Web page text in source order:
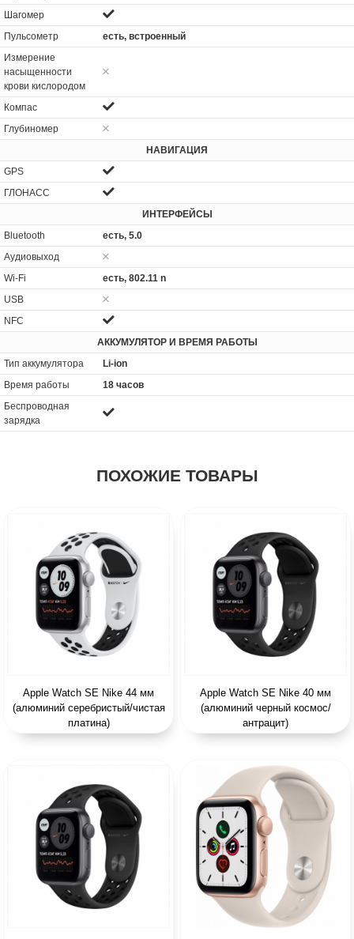
Шагомер
Пульсометр
есть, встроенный
Измерение
насыщенности
крови кислородом
Компас
Глубиномер
НАВИГАЦИЯ
GPS
ГЛОНАСС
ИНТЕРФЕЙСЫ
Bluetooth
есть, 5.0
Аудиовыход
Wi-Fi
есть, 802.11 n
USB
NFC
АККУМУЛЯТОР И ВРЕМЯ РАБОТЫ
Тип аккумулятора
Li-ion
Время работы
18 часов
Беспроводная
зарядка
ПОХОЖИЕ ТОВАРЫ
Apple Watch SE Nike 44 мм
(алюминий серебристый/чистая
платина)
Apple Watch SE Nike 40 мм
(алюминий черный космос/
антрацит)